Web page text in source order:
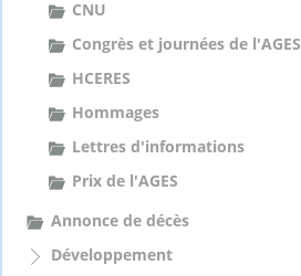
CNU
Congrès et journées de l'AGES
HCERES
Hommages
Lettres d'informations
Prix de l'AGES
Annonce de décès
Développement